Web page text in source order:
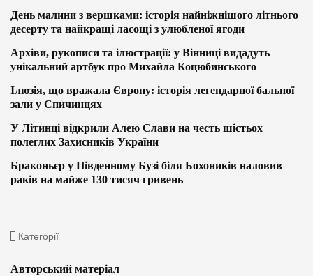
День малини з вершками: історія найніжнішого літнього
десерту та найкращі ласощі з улюбленої ягоди
Архіви, рукописи та ілюстрації: у Вінниці видадуть
унікальний артбук про Михайла Коцюбинського
Ілюзія, що вражала Європу: історія легендарної бальної
зали у Спичинцях
У Літинці відкрили Алею Слави на честь шістьох
полеглих Захисників України
Браконьєр у Південному Бузі біля Бохоників наловив
раків на майже 130 тисяч гривень
Категорії
Авторський матеріал